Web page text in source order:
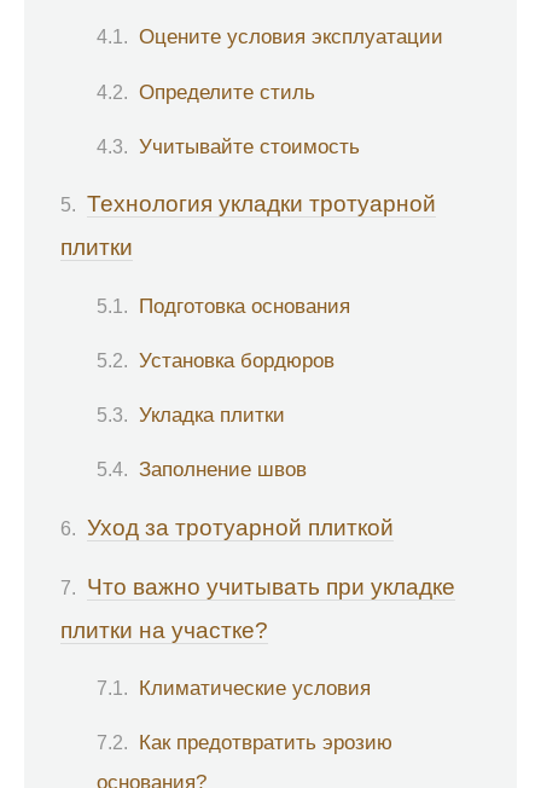
Оцените условия эксплуатации
Определите стиль
Учитывайте стоимость
Технология укладки тротуарной
плитки
Подготовка основания
Установка бордюров
Укладка плитки
Заполнение швов
Уход за тротуарной плиткой
Что важно учитывать при укладке
плитки на участке?
Климатические условия
Как предотвратить эрозию
основания?